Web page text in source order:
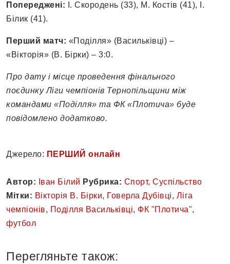
Попереджені:
І. Скородень (33), М. Костів (41), І.
Білик (41).
Перший матч: «Поділля» (Васильківці) –
«Вікторія» (В. Бірки) – 3:0.
Про дату і місце проведення фінального
поєдинку Ліги чемпіонів Тернопільщини між
командами «Поділля» та ФК «Плотича» буде
повідомлено додатково.
Джерело: ПЕРШИЙ онлайн
Автор: Іван Білий Рубрика: Спорт, Суспільство
Мітки: Вікторія В. Бірки, Говерла Дубівці, Ліга
чемпіонів, Поділля Васильківці, ФК "Плотича",
футбол
Перегляньте також: